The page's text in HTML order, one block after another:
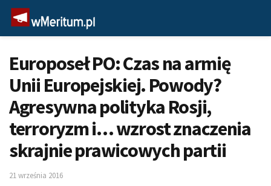
Europoseł PO: Czas na armię
Unii Europejskiej. Powody?
Agresywna polityka Rosji,
terroryzm i… wzrost znaczenia
skrajnie prawicowych partii
21 września 2016